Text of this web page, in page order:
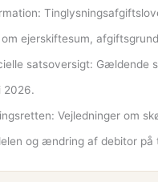
ejerskiftesum,
satsoversigt: Gældende
2026.
Vejledninger om
og ændring af debitor på